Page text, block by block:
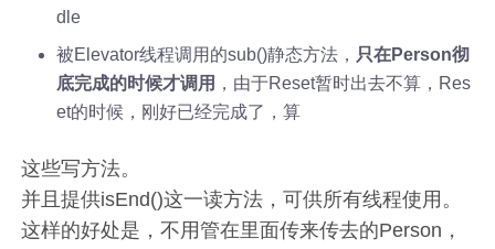
dle
被Elevator线程调用的sub()静态方法， 只在Person彻
底完成的时候才调用 ，由于Reset暂时出去不算，Res
et的时候，刚好已经完成了，算
这些写方法。
并且提供isEnd()这一读方法，可供所有线程使用。
这样的好处是，不用管在里面传来传去的Person，